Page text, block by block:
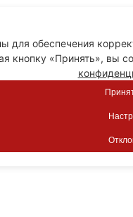
обеспечения
кнопку «Принять», вы